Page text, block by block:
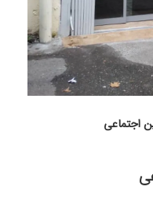
اجتماعی